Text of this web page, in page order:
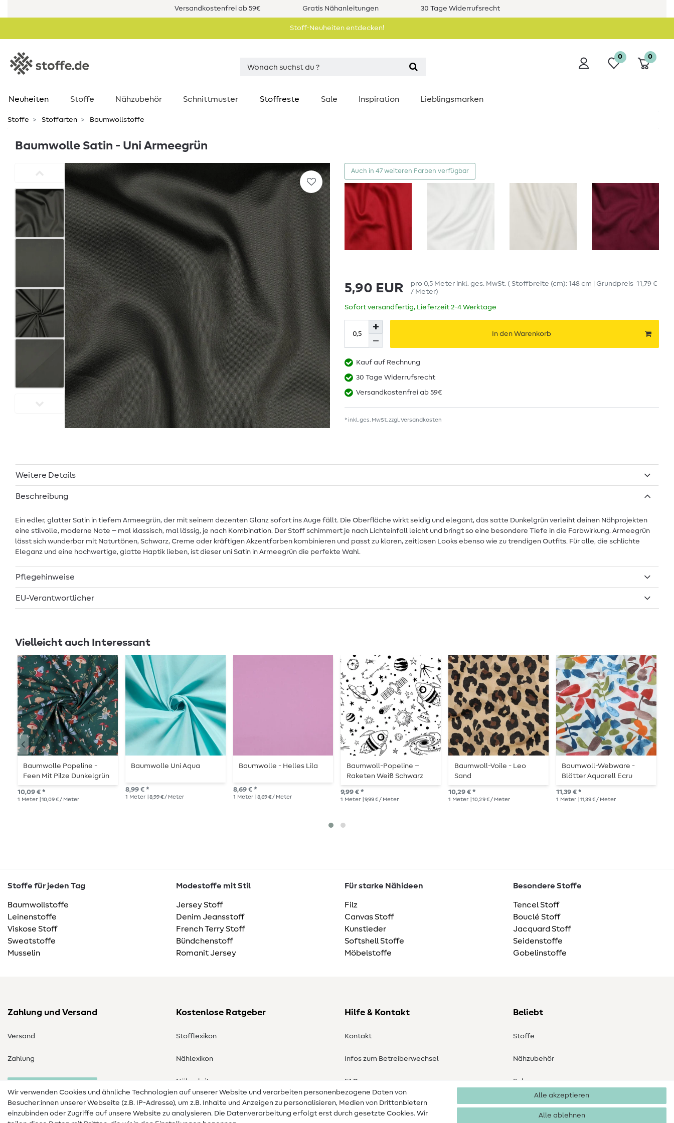
Versandkostenfrei ab 59€ Gratis Nähanleitungen 30 Tage Widerrufsrecht
Stoff-Neuheiten entdecken!
0 0
Neuheiten Stoffe Nähzubehör Schnittmuster Stoffreste Sale Inspiration Lieblingsmarken
Stoffe Stoffarten Baumwollstoffe
Baumwolle Satin - Uni Armeegrün
Auch in 47 weiteren Farben verfügbar
5,90 EUR pro 0,5 Meter inkl. ges. MwSt. ( Stoffbreite (cm): 148 cm | Grundpreis 11,79 €
/ Meter)
Sofort versandfertig, Lieferzeit 2-4 Werktage
In den Warenkorb
Kauf auf Rechnung
30 Tage Widerrufsrecht
Versandkostenfrei ab 59€
* inkl. ges. MwSt. zzgl.Versandkosten
Weitere Details
Beschreibung
Ein edler, glatter Satin in tiefem Armeegrün, der mit seinem dezenten Glanz sofort ins Auge fällt. Die Oberfläche wirkt seidig und elegant, das satte Dunkelgrün verleiht deinen Nähprojekten
eine stilvolle, moderne Note – mal klassisch, mal lässig, je nach Kombination. Der Stoff schimmert je nach Lichteinfall leicht und bringt so eine besondere Tiefe in die Farbwirkung. Armeegrün
lässt sich wunderbar mit Naturtönen, Schwarz, Creme oder kräftigen Akzentfarben kombinieren und passt zu klaren, zeitlosen Looks ebenso wie zu trendigen Outfits. Für alle, die schlichte
Eleganz und eine hochwertige, glatte Haptik lieben, ist dieser uni Satin in Armeegrün die perfekte Wahl.
Pflegehinweise
EU-Verantwortlicher
Vielleicht auch Interessant
Baumwolle Popeline -
Feen Mit Pilze Dunkelgrün
10,09 € *
1 Meter | 10,09 € / Meter
Baumwolle Uni Aqua
8,99 € *
1 Meter | 8,99 € / Meter
Baumwolle - Helles Lila
8,69 € *
1 Meter | 8,69 € / Meter
Baumwoll-Popeline –
Raketen Weiß Schwarz
9,99 € *
1 Meter | 9,99 € / Meter
Baumwoll-Voile - Leo
Sand
10,29 € *
1 Meter | 10,29 € / Meter
Baumwoll-Webware -
Blätter Aquarell Ecru
Multicolor
11,39 € *
1 Meter | 11,39 € / Meter
Stoffe für jeden Tag
Baumwollstoffe
Leinenstoffe
Viskose Stoff
Sweatstoffe
Musselin
Modestoffe mit Stil
Jersey Stoff
Denim Jeansstoff
French Terry Stoff
Bündchenstoff
Romanit Jersey
Für starke Nähideen
Filz
Canvas Stoff
Kunstleder
Softshell Stoffe
Möbelstoffe
Besondere Stoffe
Tencel Stoff
Bouclé Stoff
Jacquard Stoff
Seidenstoffe
Gobelinstoffe
Zahlung und Versand
Versand
Zahlung
Kostenlose Ratgeber
Stofflexikon
Nählexikon
Nähanleitungen
Hilfe & Kontakt
Kontakt
Infos zum Betreiberwechsel
FAQ
Widerrufsrecht
Beliebt
Stoffe
Nähzubehör
Sale
Schnittmuster
Wir verwenden Cookies und ähnliche Technologien auf unserer Website und verarbeiten personenbezogene Daten von
Besucher:innen unserer Webseite (z.B. IP-Adresse), um z.B. Inhalte und Anzeigen zu personalisieren, Medien von Drittanbietern
einzubinden oder Zugriffe auf unsere Website zu analysieren. Die Datenverarbeitung erfolgt erst durch gesetzte Cookies. Wir
Alle akzeptieren
Alle ablehnen